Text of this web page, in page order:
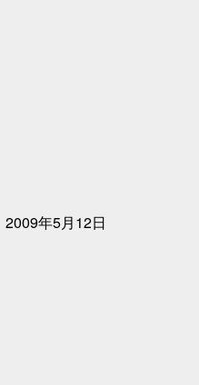
2009年5月12日